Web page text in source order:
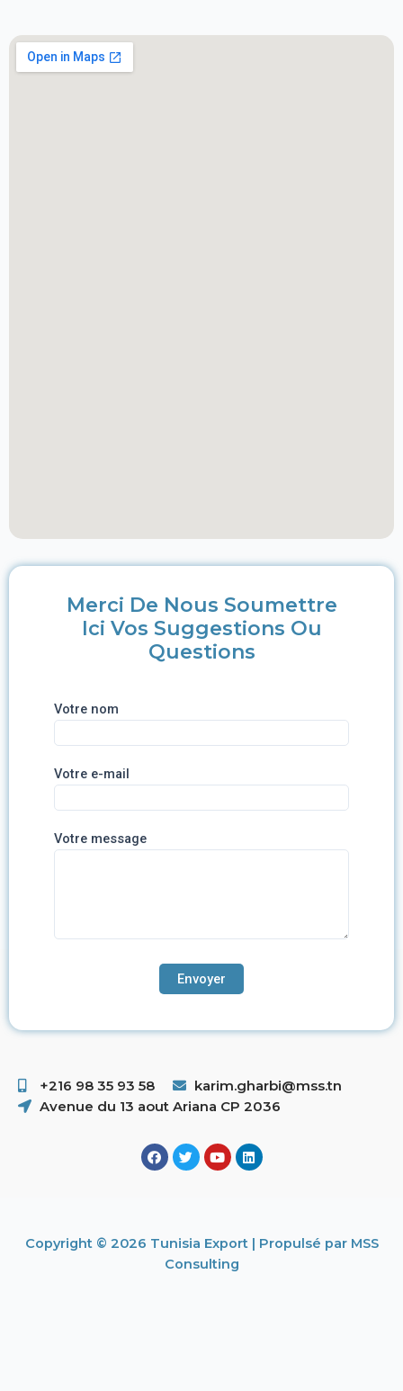
Merci De Nous Soumettre
Ici Vos Suggestions Ou
Questions
Votre nom
Votre e-mail
Votre message
+216 98 35 93 58 ​
karim.gharbi@mss.tn
Avenue du 13 aout Ariana CP 2036
Copyright © 2026 Tunisia Export | Propulsé par MSS
Consulting